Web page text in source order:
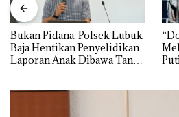
Bukan Pidana, Polsek Lubuk
Baja Hentikan Penyelidikan
Laporan Anak Dibawa Tanpa